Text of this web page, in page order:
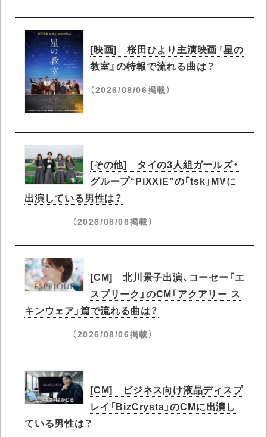
[映画] 桜田ひより主演映画『星の
教室』の特報で流れる曲は？
（2026/08/06掲載）
[その他] タイの3人組ガールズ・
グループ“PiXXiE”の「tsk」MVに
出演している男性は？
（2026/08/06掲載）
[CM] 北川景子出演、コーセー「エ
スプリーク」のCM「アクアリー ス
キンウェア」篇で流れる曲は？
（2026/08/06掲載）
[CM] ビジネス向け液晶ディスプ
レイ「BizCrysta」のCMに出演し
ている男性は？